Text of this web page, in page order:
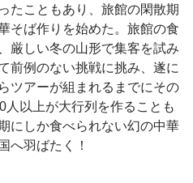
たこともあり、旅館の閑散期
そば作りを始めた。旅館の食
厳しい冬の山形で集客を試み
前例のない挑戦に挑み、遂に
ツアーが組まれるまでにその
以上が大行列を作ることも
にしか食べられない幻の中華
へ羽ばたく！